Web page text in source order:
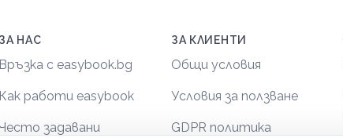
ЗА НАС
Връзка с easybook.bg
Как работи easybook
Често задавани
ЗА КЛИЕНТИ
Общи условия
Условия за ползване
GDPR политика